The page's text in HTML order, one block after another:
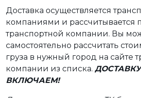
Доставка осуществляется
компаниями и рассчитывается
транспортной компании. Вы
самостоятельно рассчитать
груза в нужный город на сайте
компании из списка.
ВКЛЮЧАЕМ!